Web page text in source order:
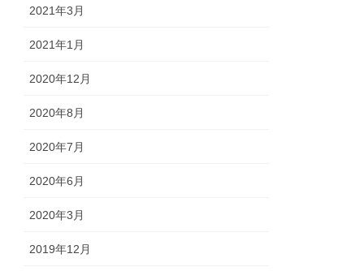
2021年3月
2021年1月
2020年12月
2020年8月
2020年7月
2020年6月
2020年3月
2019年12月